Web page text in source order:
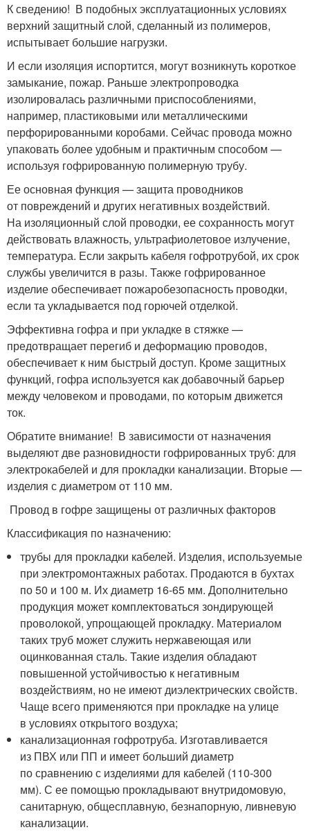
К сведению! В подобных эксплуатационных условиях
верхний защитный слой, сделанный из полимеров,
испытывает большие нагрузки.
И если изоляция испортится, могут возникнуть короткое
замыкание, пожар. Раньше электропроводка
изолировалась различными приспособлениями,
например, пластиковыми или металлическими
перфорированными коробами. Сейчас провода можно
упаковать более удобным и практичным способом —
используя гофрированную полимерную трубу.
Ее основная функция — защита проводников
от повреждений и других негативных воздействий.
На изоляционный слой проводки, ее сохранность могут
действовать влажность, ультрафиолетовое излучение,
температура. Если закрыть кабеля гофротрубой, их срок
службы увеличится в разы. Также гофрированное
изделие обеспечивает пожаробезопасность проводки,
если та укладывается под горючей отделкой.
Эффективна гофра и при укладке в стяжке —
предотвращает перегиб и деформацию проводов,
обеспечивает к ним быстрый доступ. Кроме защитных
функций, гофра используется как добавочный барьер
между человеком и проводами, по которым движется
ток.
Обратите внимание! В зависимости от назначения
выделяют две разновидности гофрированных труб: для
электрокабелей и для прокладки канализации. Вторые —
изделия с диаметром от 110 мм.
Провод в гофре защищены от различных факторов
Классификация по назначению:
трубы для прокладки кабелей. Изделия, используемые
при электромонтажных работах. Продаются в бухтах
по 50 и 100 м. Их диаметр 16-65 мм. Дополнительно
продукция может комплектоваться зондирующей
проволокой, упрощающей прокладку. Материалом
таких труб может служить нержавеющая или
оцинкованная сталь. Такие изделия обладают
повышенной устойчивостью к негативным
воздействиям, но не имеют диэлектрических свойств.
Чаще всего применяются при прокладке на улице
в условиях открытого воздуха;
канализационная гофротруба. Изготавливается
из ПВХ или ПП и имеет больший диаметр
по сравнению с изделиями для кабелей (110-300
мм). С ее помощью прокладывают внутридомовую,
санитарную, общесплавную, безнапорную, ливневую
канализации.